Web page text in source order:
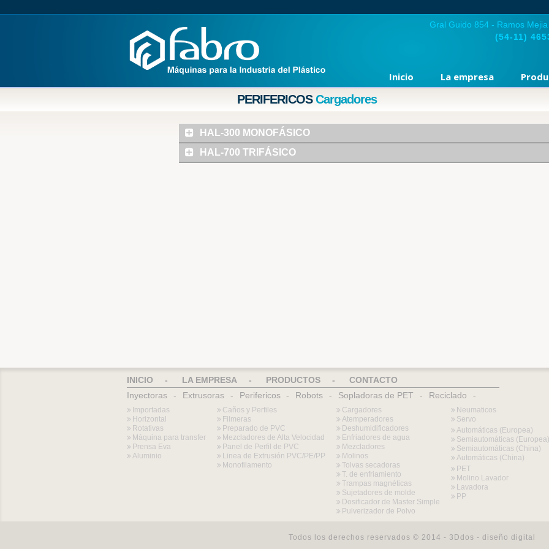
Gral Guido 854 - Ramos
(54-11)
Inicio La empresa
PERIFERICOSCargadores
HAL-300 MONOFÁSICO
HAL-700 TRIFÁSICO
INICIO - LA EMPRESA - PRODUCTOS -
CONTACTO
Inyectoras
- Extrusoras - Perifericos - Robots - Sopladoras de PET - Reciclado -
Importadas
Horizontal
Rotativas
Máquina para transfer
Prensa Eva
Aluminio
Caños y Perfiles
Filmeras
Preparado de PVC
Mezcladores de Alta Velocidad
Panel de Perfil de PVC
Linea de Extrusión PVC/PE/PP
Monofilamento
Cargadores
Atemperadores
Deshumidificadores
Enfriadores de agua
Mezcladores
Molinos
Tolvas secadoras
T. de enfriamiento
Trampas magnéticas
Sujetadores de molde
Dosificador de Master Simple
Pulverizador de Polvo
Neumaticos
Servo
Automáticas (Europea)
Semiautomáticas (Europea)
Semiautomáticas (China)
Automáticas (China)
PET
Molino Lavador
Lavadora
PP
Todos los derechos reservados © 2014 - 3Ddos - diseño digital